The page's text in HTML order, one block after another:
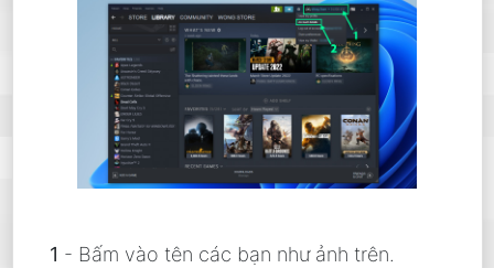
1 - Bấm vào tên các bạn như ảnh trên.